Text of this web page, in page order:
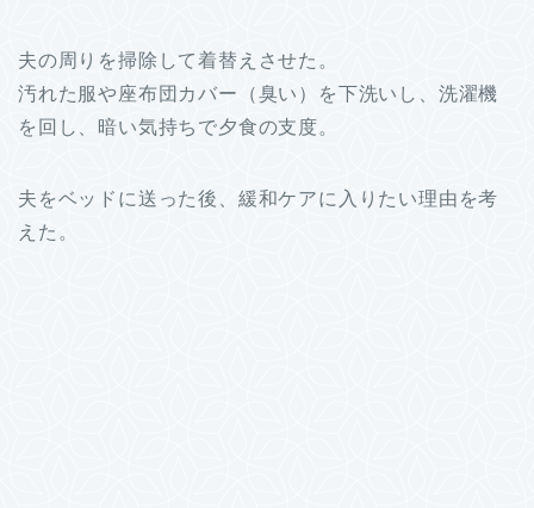
夫の周りを掃除して着替えさせた。
汚れた服や座布団カバー（臭い）を下洗いし、洗濯機
を回し、暗い気持ちで夕食の支度。
夫をベッドに送った後、緩和ケアに入りたい理由を考
えた。